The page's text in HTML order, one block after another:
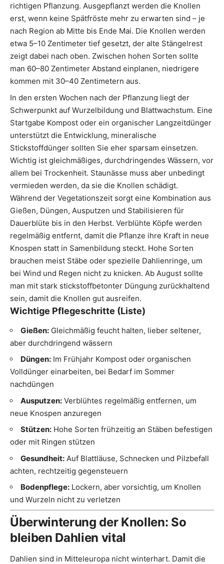
richtigen Pflanzung. Ausgepflanzt werden die Knollen
erst, wenn keine Spätfröste mehr zu erwarten sind – je
nach Region ab Mitte bis Ende Mai. Die Knollen werden
etwa 5–10 Zentimeter tief gesetzt, der alte Stängelrest
zeigt dabei nach oben. Zwischen hohen Sorten sollte
man 60–80 Zentimeter Abstand einplanen, niedrigere
kommen mit 30–40 Zentimetern aus.
In den ersten Wochen nach der Pflanzung liegt der
Schwerpunkt auf Wurzelbildung und Blattwachstum. Eine
Startgabe Kompost oder ein organischer Langzeitdünger
unterstützt die Entwicklung, mineralische
Stickstoffdünger sollten Sie eher sparsam einsetzen.
Wichtig ist gleichmäßiges, durchdringendes Wässern, vor
allem bei Trockenheit. Staunässe muss aber unbedingt
vermieden werden, da sie die Knollen schädigt.
Während der Vegetationszeit sorgt eine Kombination aus
Gießen, Düngen, Ausputzen und Stabilisieren für
Dauerblüte bis in den Herbst. Verblühte Köpfe werden
regelmäßig entfernt, damit die Pflanze ihre Kraft in neue
Knospen statt in Samenbildung steckt. Hohe Sorten
brauchen meist Stäbe oder spezielle Dahlienringe, um
bei Wind und Regen nicht zu knicken. Ab August sollte
man mit stark stickstoffbetonter Düngung zurückhaltend
sein, damit die Knollen gut ausreifen.
Wichtige Pflegeschritte (Liste)
Gießen: Gleichmäßig feucht halten, lieber seltener,
aber durchdringend wässern
Düngen: Im Frühjahr Kompost oder organischen
Volldünger einarbeiten, bei Bedarf im Sommer
nachdüngen
Ausputzen: Verblühtes regelmäßig entfernen, um
neue Knospen anzuregen
Stützen: Hohe Sorten frühzeitig an Stäben befestigen
oder mit Ringen stützen
Gesundheit: Auf Blattläuse, Schnecken und Pilzbefall
achten, rechtzeitig gegensteuern
Bodenpflege: Lockern, aber vorsichtig, um Knollen
und Wurzeln nicht zu verletzen
Überwinterung der Knollen: So
bleiben Dahlien vital
Dahlien sind in Mitteleuropa nicht winterhart. Damit die